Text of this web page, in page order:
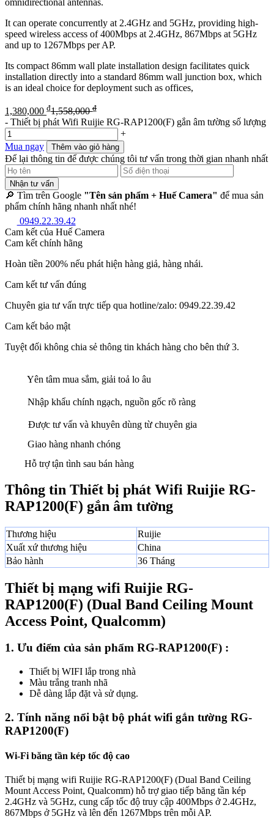
It can operate concurrently at 2.4GHz and 5GHz, providing high-
speed wireless access of 400Mbps at 2.4GHz, 867Mbps at 5GHz
and up to 1267Mbps per AP.
Its compact 86mm wall plate installation design facilitates quick
installation directly into a standard 86mm wall junction box, which
is an ideal choice for deployment such as offices,
1,380,000 ₫1,558,000₫
- Thiết bị phát Wifi Ruijie RG-RAP1200(F) gắn âm tường số lượng
+
Mua ngay
Thêm vào giỏ hàng
Để lại thông tin để được chúng tôi tư vấn trong thời gian nhanh nhất
Nhận tư vấn
🔎 Tìm trên Google "Tên sản phẩm + Huế Camera" để mua sản
phẩm chính hãng nhanh nhất nhé!
0949.22.39.42
Cam kết của Huế Camera
Cam kết chính hãng
Hoàn tiền 200% nếu phát hiện hàng giả, hàng nhái.
Cam kết tư vấn đúng
Chuyên gia tư vấn trực tiếp qua hotline/zalo: 0949.22.39.42
Cam kết bảo mật
Tuyệt đối không chia sẻ thông tin khách hàng cho bên thứ 3.
Yên tâm mua sắm, giải toả lo âu
Nhập khẩu chính ngạch, nguồn gốc rõ ràng
Được tư vấn và khuyên dùng từ chuyên gia
Giao hàng nhanh chóng
Hỗ trợ tận tình sau bán hàng
Thông tin Thiết bị phát Wifi Ruijie RG-
RAP1200(F) gắn âm tường
Thương hiệu
Ruijie
Xuất xứ thương hiệu
China
Bảo hành
36 Tháng
Thiết bị mạng wifi Ruijie RG-
RAP1200(F) (Dual Band Ceiling Mount
Access Point, Qualcomm)
1. Ưu điểm của sản phẩm RG-RAP1200(F) :
Thiết bị WIFI lắp trong nhà
Màu trắng tranh nhã
Dễ dàng lắp đặt và sử dụng.
2. Tính năng nổi bật bộ phát wifi gắn tường RG-
RAP1200(F)
Wi-Fi băng tần kép tốc độ cao
Thiết bị mạng wifi Ruijie RG-RAP1200(F) (Dual Band Ceiling
Mount Access Point, Qualcomm) hỗ trợ giao tiếp băng tần kép
2.4GHz và 5GHz, cung cấp tốc độ truy cập 400Mbps ở 2.4GHz,
867Mbps ở 5GHz và lên đến 1267Mbps trên mỗi AP.